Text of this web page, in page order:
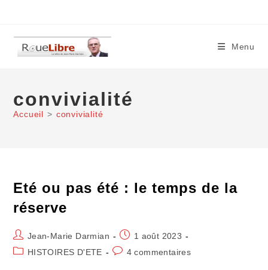
content
Menu
convivialité
Accueil > convivialité
Eté ou pas été : le temps de la
réserve
Auteur/autrice
de
Jean-Marie Darmian
Publication
publiée :
1 août 2023
PostHISTOIRES D'ETE
Commentaires
4 commentaires